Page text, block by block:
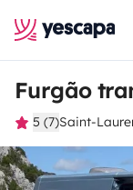
Furgão
5 (7)Saint-